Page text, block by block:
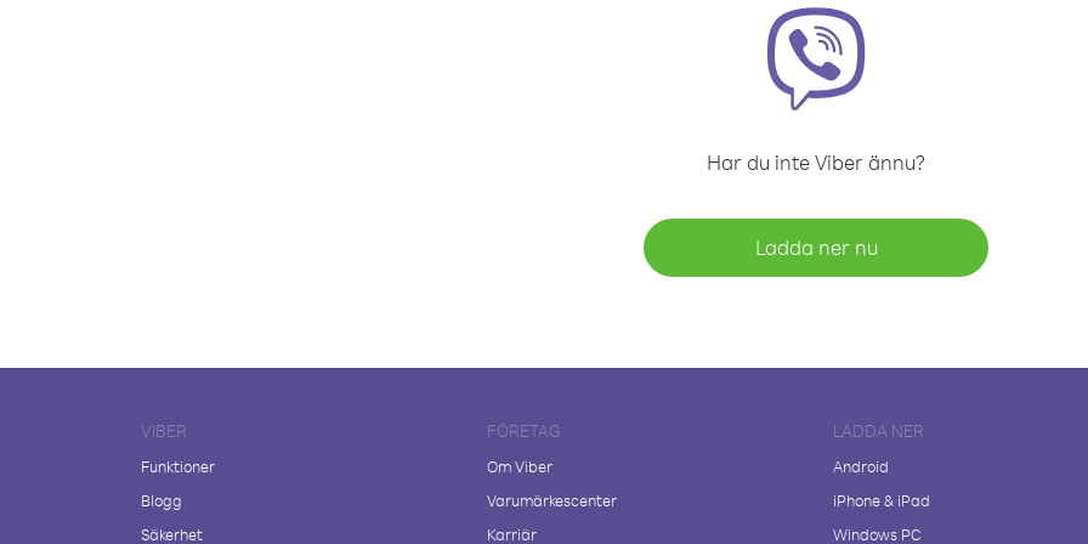
Har du inte Viber ännu?
Ladda ner nu
VIBER
Funktioner
Blogg
Säkerhet
FÖRETAG
Om Viber
Varumärkescenter
Karriär
LADDA NER
Android
iPhone & iPad
Windows PC